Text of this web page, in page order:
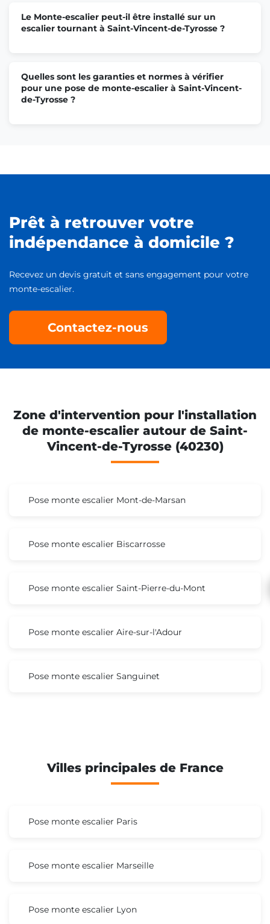
Le Monte-escalier peut-il être installé sur un
escalier tournant à Saint-Vincent-de-Tyrosse ?
Quelles sont les garanties et normes à vérifier
pour une pose de monte-escalier à Saint-Vincent-
de-Tyrosse ?
Prêt à retrouver votre
indépendance à domicile ?
Recevez un devis gratuit et sans engagement pour votre
monte-escalier.
Contactez-nous
Zone d'intervention pour l'installation
de monte-escalier autour de Saint-
Vincent-de-Tyrosse (40230)
Pose monte escalier Mont-de-Marsan
Pose monte escalier Biscarrosse
Pose monte escalier Saint-Pierre-du-Mont
Pose monte escalier Aire-sur-l'Adour
Pose monte escalier Sanguinet
Villes principales de France
Pose monte escalier Paris
Pose monte escalier Marseille
Pose monte escalier Lyon